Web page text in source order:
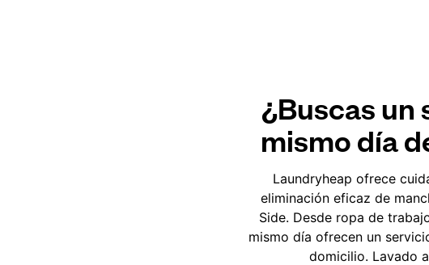
¿Buscas un
mismo día
Laundryheap ofrece
eliminación eficaz de
Side. Desde ropa de
mismo día ofrecen un
domicilio. Lavado